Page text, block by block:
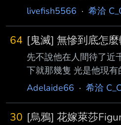
息是說開掛會秒鎖帳號
需要時間了 玩家們是不
心公司」 遊戲橘子終於
戲橘子 永遠的神 --
livefish5566 · 希洽
64 [鬼滅] 無慘到底怎
先不說他在人間待了近
下就那幾隻 光是他現有
牟 唯一能使用月之呼吸
導致肺部壞死 是呼吸法
Adelaide66 · 希洽
30 [烏鴉] 花嫁萊莎